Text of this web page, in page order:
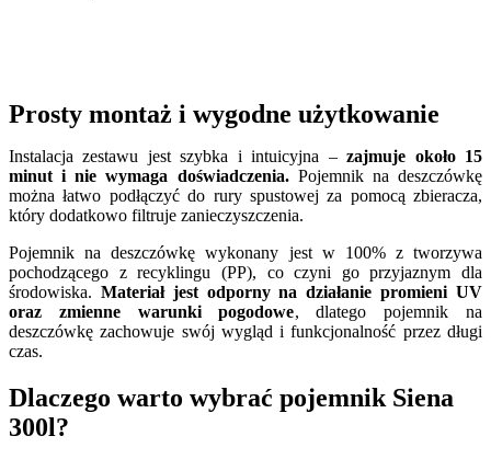
Prosty montaż i wygodne użytkowanie
Instalacja zestawu jest szybka i intuicyjna –zajmuje około 15
minut i nie wymaga doświadczenia.Pojemnik na deszczówkę
można łatwo podłączyć do rury spustowej za pomocą zbieracza,
który dodatkowo filtruje zanieczyszczenia.
Pojemnik na deszczówkę wykonany jest w 100% z tworzywa
pochodzącego z recyklingu (PP), co czyni go przyjaznym dla
środowiska. Materiał jest odporny na działanie promieni UV
oraz zmienne warunki pogodowe, dlatego pojemnik na
deszczówkę zachowuje swój wygląd i funkcjonalność przez długi
czas.
Dlaczego warto wybrać pojemnik Siena
300l?